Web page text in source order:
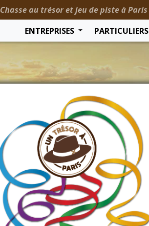
Chasse au trésor et jeu de piste à Paris
ENTREPRISES
PARTICULIERS